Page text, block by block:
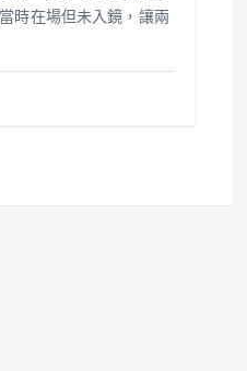
時在場但未入鏡，讓兩